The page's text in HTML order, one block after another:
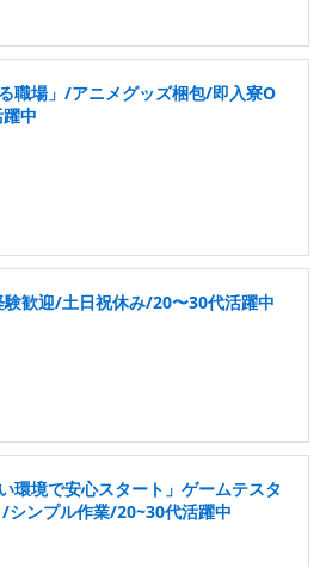
職場」/アニメグッズ梱包/即入寮O
中
歓迎/土日祝休み/20〜30代活躍中
環境で安心スタート」ゲームテスタ
ンプル作業/20~30代活躍中